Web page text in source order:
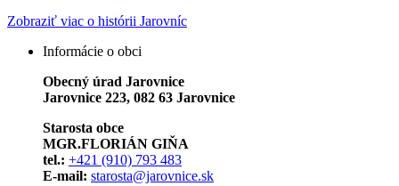
Zobraziť viac o histórii Jarovníc
Informácie o obci
Obecný úrad Jarovnice
Jarovnice 223, 082 63 Jarovnice
Starosta obce
MGR.FLORIÁN GIŇA
tel.: +421 (910) 793 483
E-mail: starosta@jarovnice.sk